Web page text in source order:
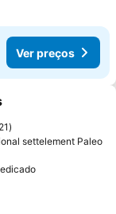
Ver preços
favoritos
settelement Paleo